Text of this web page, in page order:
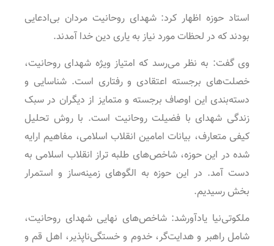
استاد حوزه اظهار کرد: شهدای روحانیت مردان بی‌ادعایی
بودند که در لحظات مورد نیاز به یاری دین خدا آمدند.
وی گفت: به نظر می‌رسد که امتیاز ویژه شهدای روحانیت،
خصلت‌های برجسته اعتقادی و رفتاری است. شناسایی و
دسته‌بندی این اوصاف برجسته و متمایز از دیگران در سبک
زندگی شهدای با فضیلت روحانیت است. با روش تحلیل
کیفی متعارف، بیانات امامین انقلاب اسلامی، مفاهیم ارایه
شده در این حوزه، شاخص‌های طلبه تراز انقلاب اسلامی به
دست آمد. در این حوزه به الگوهای زمینه‌ساز و استمرار
بخش رسیدیم.
ملکوتی‌نیا یادآورشد: شاخص‌های نهایی شهدای روحانیت،
شامل راهبر و هدایت‌گر، خدوم و خستگی‌ناپذیر، اهل قم و